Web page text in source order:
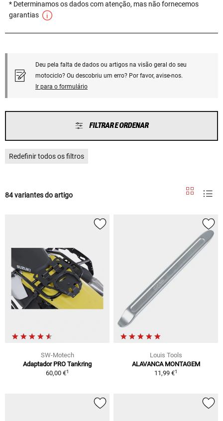
* Determinamos os dados com atenção, mas não fornecemos
garantias
Deu pela falta de dados ou artigos na visão geral do seu
motociclo? Ou descobriu um erro? Por favor, avise-nos.
Ir para o formulário
FILTRAR E ORDENAR
Redefinir todos os filtros
84 variantes do artigo
SW-Motech
Adaptador PRO Tankring
60,00 €1
Louis Tools
ALAVANCA MONTAGEM
11,99 €1